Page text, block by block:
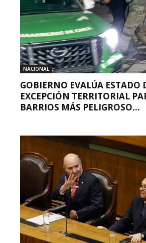
NACIONAL
GOBIERNO EVALÚA ESTADO
EXCEPCIÓN TERRITORIAL
BARRIOS MÁS PELIGROSO...